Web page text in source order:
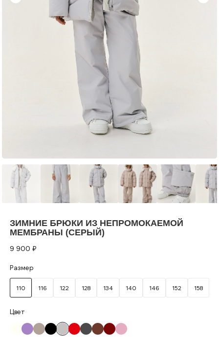
ЗИМНИЕ БРЮКИ ИЗ НЕПРОМОКАЕМОЙ
МЕМБРАНЫ (СЕРЫЙ)
9 900 ₽
Размер
110 116 122 128 134 140 146 152 158